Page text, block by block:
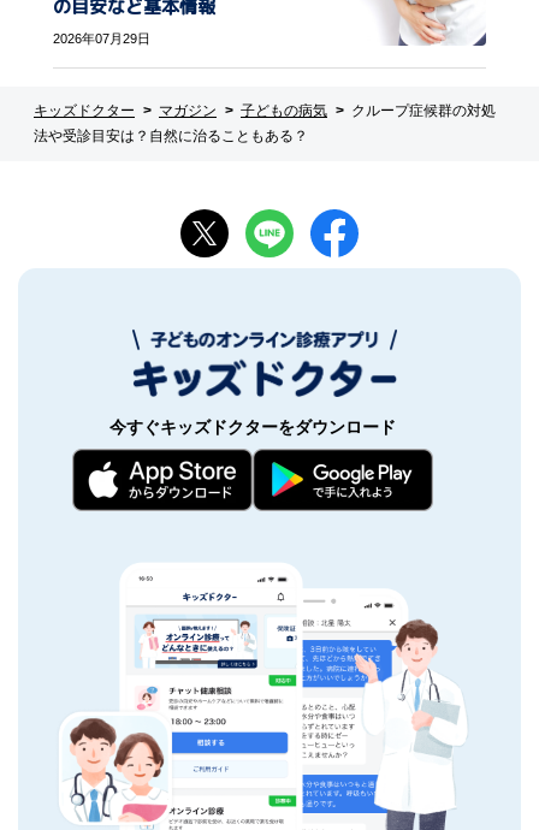
の目安など基本情報
2026年07月29日
キッズドクター マガジン 子どもの病気
クループ症候群の対処
法や受診目安は？自然に治ることもある？
今すぐキッズドクターをダウンロード